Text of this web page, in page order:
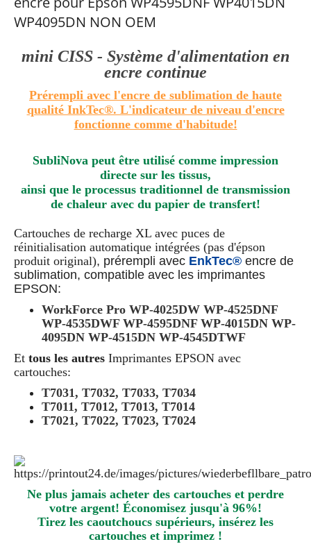
WP4095DN NON OEM
mini CISS - Système d'alimentation en
encre continue
Prérempli avec l'encre de sublimation de haute
qualité InkTec®. L'indicateur de niveau d'encre
fonctionne comme d'habitude!
SubliNova peut être utilisé comme impression
directe sur les tissus,
ainsi que le processus traditionnel de transmission
de chaleur avec du papier de transfert!
Cartouches de recharge XL avec puces de
réinitialisation automatique intégrées (pas d'épson
produit original), prérempli avec EnkTec® encre de
sublimation, compatible avec les imprimantes
EPSON:
WorkForce Pro WP-4025DW WP-4525DNF
WP-4535DWF WP-4595DNF WP-4015DN WP-
4095DN WP-4515DN WP-4545DTWF
Et tous les autres Imprimantes EPSON avec
cartouches:
T7031, T7032, T7033, T7034
T7011, T7012, T7013, T7014
T7021, T7022, T7023, T7024
Ne plus jamais acheter des cartouches et perdre
votre argent! Économisez jusqu'à 96%!
Tirez les caoutchoucs supérieurs, insérez les
cartouches et imprimez !